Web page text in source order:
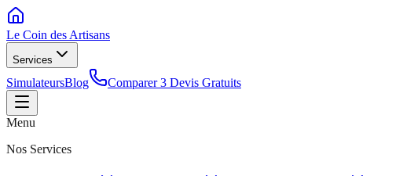
Le Coin des Artisans
Services
SimulateursBlog Comparer 3 Devis Gratuits
Menu
Nos Services